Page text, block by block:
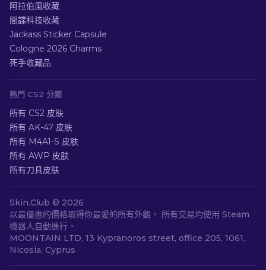
阿拉伯風收藏
間諜科技收藏
Jackass Sticker Capsule
Cologne 2026 Charms
死手收藏品
熱門 CS2 分類
所有 CS2 皮肤
所有 AK-47 皮肤
所有 M4A1-S 皮肤
所有 AWP 皮肤
所有刀具皮肤
Skin.Club © 2026
以最優惠的價格取得你最愛的所有外觀。 所有交易均使用 Steam
機器人自動進行。
MOONTAIN LTD, 13 Kypranoros street, office 205, 1061,
Nicosia, Cyprus